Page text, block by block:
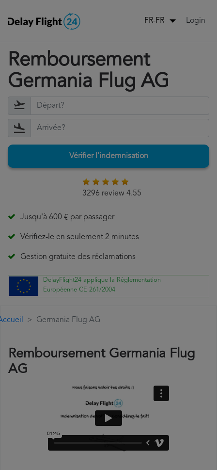
FR-FR Login
Remboursement
Germania Flug AG
Vérifier l'indemnisation
3296 review 4.55
Jusqu'à 600 € par passager
Vérifiez-le en seulement 2 minutes
Gestion gratuite des réclamations
DelayFlight24 applique la Règlementation
Européenne CE 261/2004
Germania Flug AG
Remboursement Germania Flug
AG